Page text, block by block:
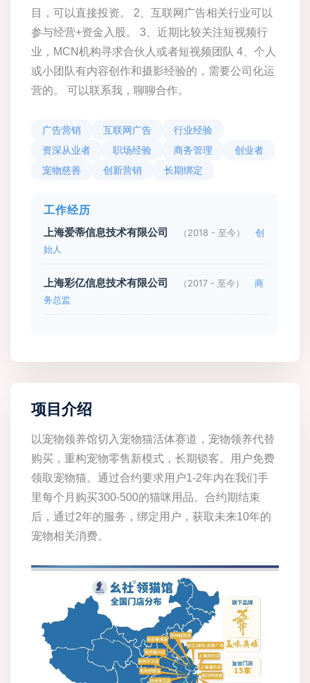
目，可以直接投资。 2、互联网广告相关行业可以
参与经营+资金入股。 3、近期比较关注短视频行
业，MCN机构寻求合伙人或者短视频团队 4、个人
或小团队有内容创作和摄影经验的，需要公司化运
营的。 可以联系我，聊聊合作。
广告营销 互联网广告
行业经验
资深从业者
职场经验 商务管理
创业者
宠物慈善
创新营销 长期绑定
工作经历
上海爱蒂信息技术有限公司 （2018 - 至今）
创
始人
上海彩亿信息技术有限公司 （2017 - 至今）
商
务总监
项目介绍
以宠物领养馆切入宠物猫活体赛道，宠物领养代替
购买，重构宠物零售新模式，长期锁客。用户免费
领取宠物猫。通过合约要求用户1-2年内在我们手
里每个月购买300-500的猫咪用品。合约期结束
后，通过2年的服务，绑定用户，获取未来10年的
宠物相关消费。